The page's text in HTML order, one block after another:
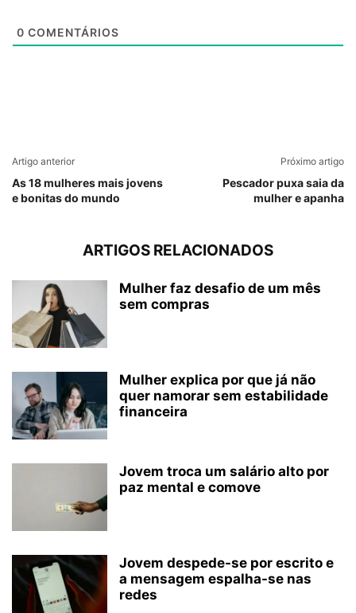
0 COMENTÁRIOS
Artigo anterior
As 18 mulheres mais jovens
e bonitas do mundo
Próximo artigo
Pescador puxa saia da
mulher e apanha
ARTIGOS RELACIONADOS
Mulher faz desafio de um mês
sem compras
Mulher explica por que já não
quer namorar sem estabilidade
financeira
Jovem troca um salário alto por
paz mental e comove
Jovem despede-se por escrito e
a mensagem espalha-se nas
redes